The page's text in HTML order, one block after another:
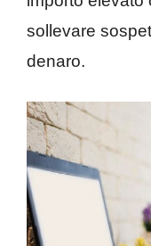
sollevare
denaro.